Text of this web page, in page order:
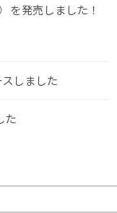
を発売しました！
しました
た